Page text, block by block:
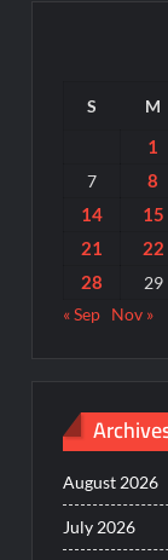
S M
1
7 8
14
15
21 22
28
29
« Sep Nov »
August 2026
July 2026